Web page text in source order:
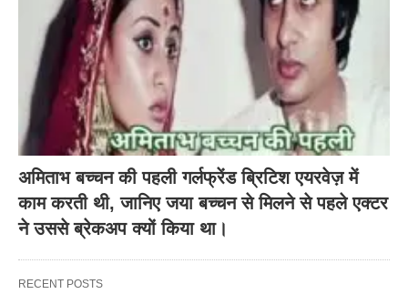
अमिताभ बच्चन की पहली गर्लफ्रेंड ब्रिटिश एयरवेज़ में
काम करती थी, जानिए जया बच्चन से मिलने से पहले एक्टर
ने उससे ब्रेकअप क्यों किया था।
RECENT POSTS